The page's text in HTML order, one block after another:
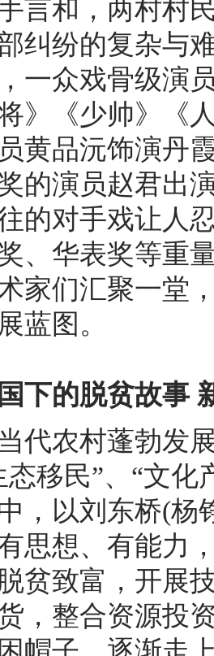
言和，两村村
纠纷的复杂与
一众戏骨级演
》《少帅》《
黄品沅饰演丹
的演员赵君出
的对手戏让人
、华表奖等重
家们汇聚一堂
蓝图。
下的脱贫故事
农村蓬勃发展
移民”、“文化
，以刘东桥(杨
思想、有能力
贫致富，开展
，整合资源投